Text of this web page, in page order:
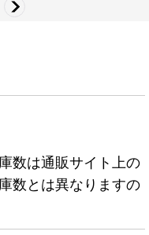
数は通販サイト上の
数とは異なりますの